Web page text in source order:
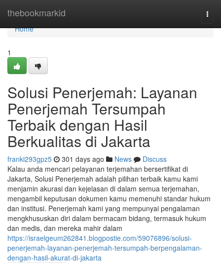
thebookmarkid
Home
Home
1
Solusi Penerjemah: Layanan
Penerjemah Tersumpah
Terbaik dengan Hasil
Berkualitas di Jakarta
franki293gpz5 301 days ago News
Discuss
Kalau anda mencari pelayanan terjemahan bersertifikat di
Jakarta, Solusi Penerjemah adalah pilihan terbaik kamu kami
menjamin akurasi dan kejelasan di dalam semua terjemahan,
mengambil keputusan dokumen kamu memenuhi standar hukum
dan institusi. Penerjemah kami yang mempunyai pengalaman
mengkhususkan diri dalam bermacam bidang, termasuk hukum
dan medis, dan mereka mahir dalam
https://israelgeum262841.blogpostie.com/59076896/solusi-
penerjemah-layanan-penerjemah-tersumpah-berpengalaman-
dengan-hasil-akurat-di-jakarta